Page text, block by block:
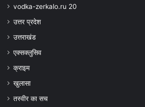
vodka-zerkalo.ru 20
उत्तर प्रदेश
उत्तराखंड
एक्सक्लुसिव
क्राइम
खुलासा
तस्वीर का सच